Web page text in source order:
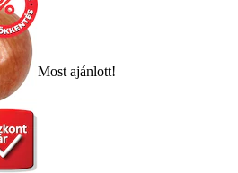
Most ajánlott!